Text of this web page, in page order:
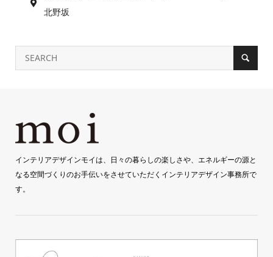
北野坂
インテリアデザインモイは、日々の暮らしの楽しさや、エネルギーの源と
なる空間づくりのお手伝いをさせていただくインテリアデザイン事務所で
す。